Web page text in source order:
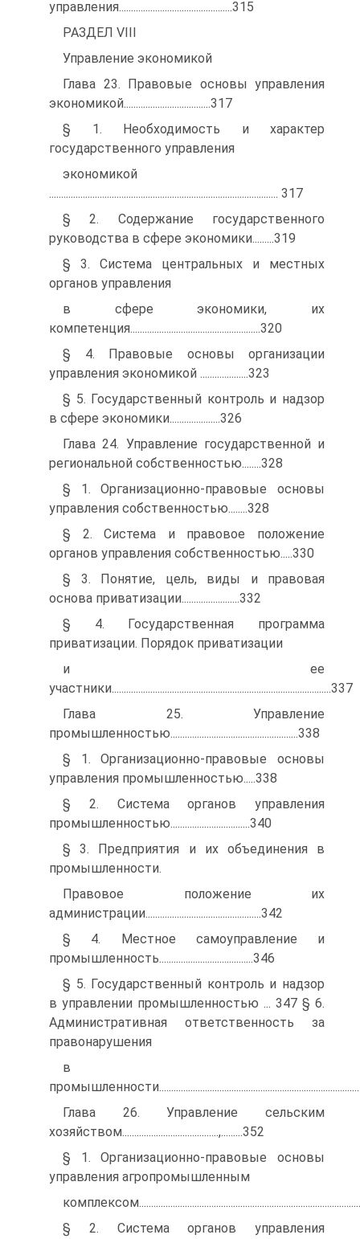
управления...............................................315
РАЗДЕЛ VIII
Управление экономикой
Глава 23. Правовые основы управления
экономикой....................................317
§ 1. Необходимость и характер
государственного управления
экономикой
............................................................................................... 317
§ 2. Содержание государственного
руководства в сфере экономики.........319
§ 3. Система центральных и местных
органов управления
в сфере экономики, их
компетенция......................................................320
§ 4. Правовые основы организации
управления экономикой ....................323
§ 5. Государственный контроль и надзор
в сфере экономики.....................326
Глава 24. Управление государственной и
региональной собственностью........328
§ 1. Организационно-правовые основы
управления собственностью........328
§ 2. Система и правовое положение
органов управления собственностью.....330
§ 3. Понятие, цель, виды и правовая
основа приватизации........................332
§ 4. Государственная программа
приватизации. Порядок приватизации
и ее
участники...........................................................................................337
Глава 25. Управление
промышленностью.....................................................338
§ 1. Организационно-правовые основы
управления промышленностью.....338
§ 2. Система органов управления
промышленностью.................................340
§ 3. Предприятия и их объединения в
промышленности.
Правовое положение их
администрации................................................342
§ 4. Местное самоуправление и
промышленность.......................................346
§ 5. Государственный контроль и надзор
в управлении промышленностью ... 347 § 6.
Административная ответственность за
правонарушения
в
Глава 26. Управление сельским
хозяйством........................................,.........352
§ 1. Организационно-правовые основы
управления агропромышленным
§ 2. Система органов управления